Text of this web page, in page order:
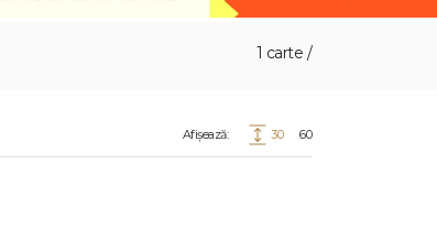
1 carte /
Afișează: 30 60